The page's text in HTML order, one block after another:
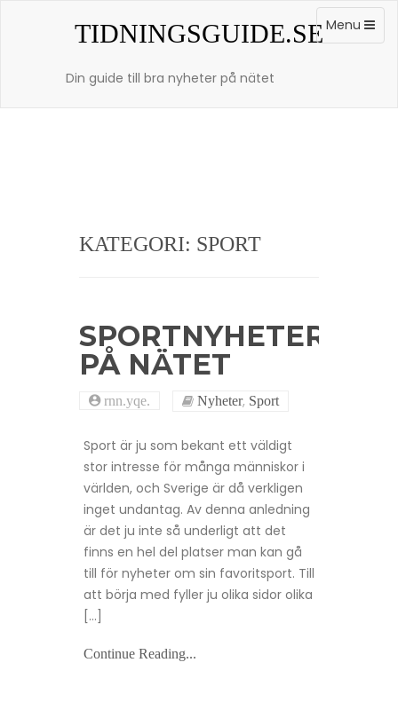
TIDNINGSGUIDE.SE
Din guide till bra nyheter på nätet
Toggle
navigation
Menu
KATEGORI: SPORT
SPORTNYHETER
PÅ NÄTET
rnn.yqe. Nyheter, Sport
Sport är ju som bekant ett väldigt
stor intresse för många människor i
världen, och Sverige är då verkligen
inget undantag. Av denna anledning
är det ju inte så underligt att det
finns en hel del platser man kan gå
till för nyheter om sin favoritsport. Till
att börja med fyller ju olika sidor olika
[…]
Continue Reading...